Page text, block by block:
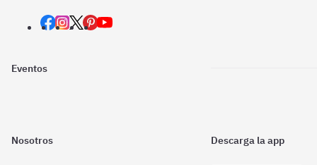
Eventos
Nosotros Descarga la app